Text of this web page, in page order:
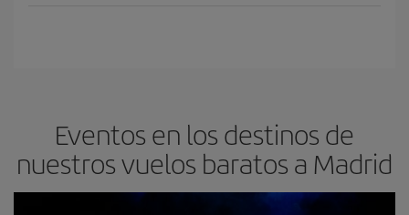
Eventos en los destinos de
nuestros vuelos baratos a Madrid